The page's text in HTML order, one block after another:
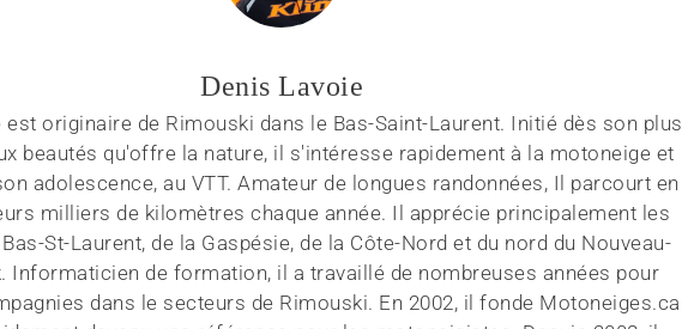
Denis Lavoie
est originaire de Rimouski dans le Bas-Saint-Laurent. Initié dès son plus
beautés qu'offre la nature, il s'intéresse rapidement à la motoneige et
adolescence, au VTT. Amateur de longues randonnées, Il parcourt en
milliers de kilomètres chaque année. Il apprécie principalement les
St-Laurent, de la Gaspésie, de la Côte-Nord et du nord du Nouveau-
Informaticien de formation, il a travaillé de nombreuses années pour
dans le secteurs de Rimouski. En 2002, il fonde Motoneiges.ca